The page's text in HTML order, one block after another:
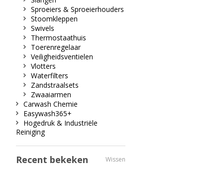
Sproeiers & Sproeierhouders
Stoomkleppen
Swivels
Thermostaathuis
Toerenregelaar
Veiligheidsventielen
Vlotters
Waterfilters
Zandstraalsets
Zwaaiarmen
Carwash Chemie
Easywash365+
Hogedruk & Industriële
Reiniging
Recent bekeken Wissen